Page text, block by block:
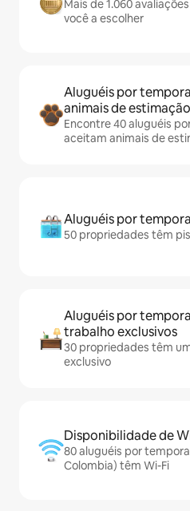
Mais de 1.060
você a escolher
Aluguéis por
animais de estimação
Encontre 40 aluguéis
aceitam animais de
Aluguéis por
50 propriedades têm
Aluguéis por
trabalho exclusivos
30 propriedades têm
exclusivo
Disponibilidade de
80 aluguéis por
Colombia) têm Wi-Fi